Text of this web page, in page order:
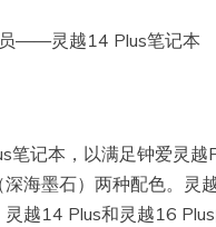
——灵越14 Plus笔记本
记本，以满足钟爱灵越
海墨石）两种配色。灵
越14 Plus和灵越16